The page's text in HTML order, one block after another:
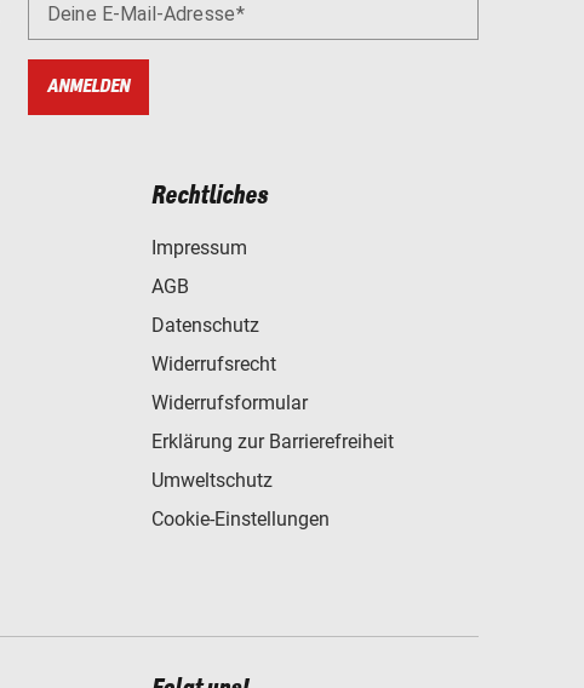
Deine E-Mail-Adresse
ANMELDEN
Rechtliches
Impressum
AGB
Datenschutz
Widerrufsrecht
Widerrufsformular
Erklärung zur Barrierefreiheit
Umweltschutz
Cookie-Einstellungen